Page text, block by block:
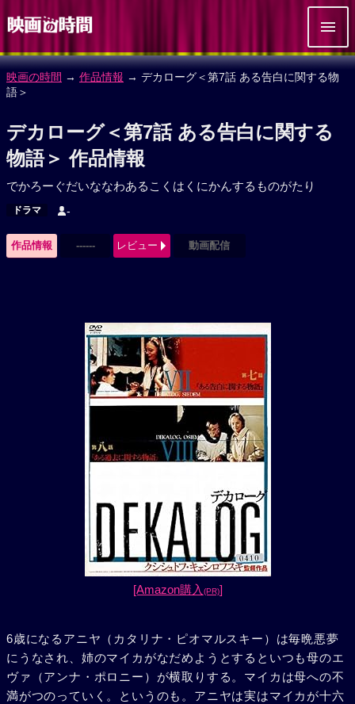
映画の時間 → 作品情報 → デカローグ＜第7話 ある告白に関する物
語＞
デカローグ＜第7話 ある告白に関する
物語＞ 作品情報
でかろーぐだいななわあるこくはくにかんするものがたり
ドラマ -
作品情報 ------ レビュー 動画配信
[Amazon購入 (PR)]
6歳になるアニヤ（カタリナ・ピオマルスキー）は毎晩悪夢
にうなされ、姉のマイカがなだめようとするといつも母のエ
ヴァ（アンナ・ポロニー）が横取りする。マイカは母への不
満がつのっていく。というのも。アニヤは実はマイカが十六